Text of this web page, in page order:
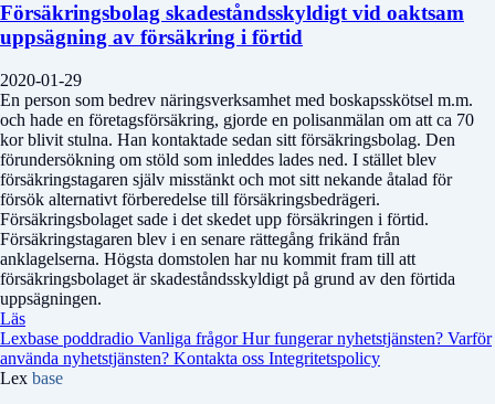
Försäkringsbolag skadeståndsskyldigt vid oaktsam
uppsägning av försäkring i förtid
2020-01-29
En person som bedrev näringsverksamhet med boskapsskötsel m.m.
och hade en företagsförsäkring, gjorde en polisanmälan om att ca 70
kor blivit stulna. Han kontaktade sedan sitt försäkringsbolag. Den
förundersökning om stöld som inleddes lades ned. I stället blev
försäkringstagaren själv misstänkt och mot sitt nekande åtalad för
försök alternativt förberedelse till försäkringsbedrägeri.
Försäkringsbolaget sade i det skedet upp försäkringen i förtid.
Försäkringstagaren blev i en senare rättegång frikänd från
anklagelserna. Högsta domstolen har nu kommit fram till att
försäkringsbolaget är skadeståndsskyldigt på grund av den förtida
uppsägningen.
Läs
Lexbase poddradio Vanliga frågorHur fungerar nyhetstjänsten? Varför
använda nyhetstjänsten? Kontakta oss Integritetspolicy
Lex base